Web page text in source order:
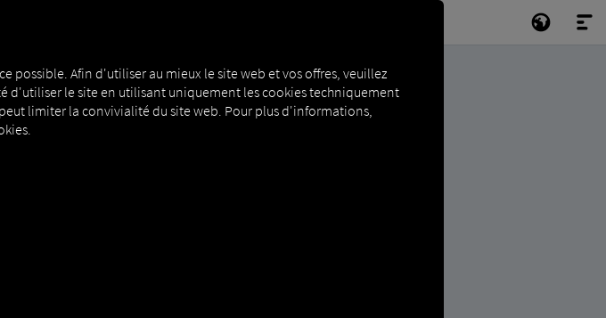
possible. Afin d'utiliser au mieux le site web et vos offres, veuillez
d'utiliser le site en utilisant uniquement les cookies techniquement
limiter la convivialité du site web. Pour plus d'informations,